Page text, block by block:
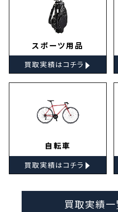
スポーツ用品
買取実績はコチラ ▸
自転車
買取実績はコチラ ▸
買取実績